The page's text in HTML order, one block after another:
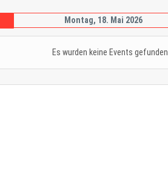
Montag, 18. Mai 2026
Es wurden keine Events gefunden